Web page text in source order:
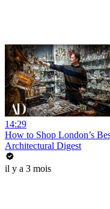
14:29
How to Shop London’s
Architectural Digest
il y a 3 mois